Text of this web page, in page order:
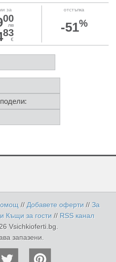
за
00
лв
83
€
отстъпка
-51%
// Добавете оферти//За
Къщи за гости // RSS канал
Vsichkioferti.bg.
запазени.